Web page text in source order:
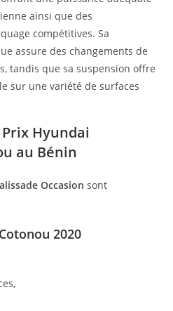
ainsi que des
compétitives. Sa
assure des changements de
tandis que sa suspension offre
sur une variété de surfaces
Hyundai
au Bénin
Occasion sont
2020